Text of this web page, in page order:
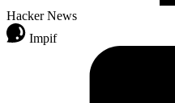
Hacker News
Impif